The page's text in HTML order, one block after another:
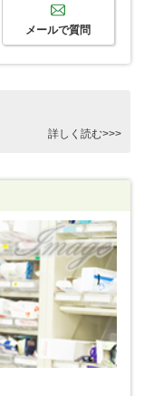
メールで質問
詳しく読む>>>